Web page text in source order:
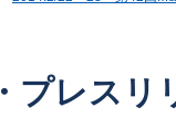
プレスリ